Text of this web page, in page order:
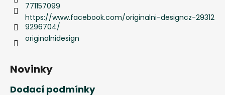
771157099
https://www.facebook.com/originalni-designcz-29312
9296704/
originalnidesign
Novinky
Dodací podmínky